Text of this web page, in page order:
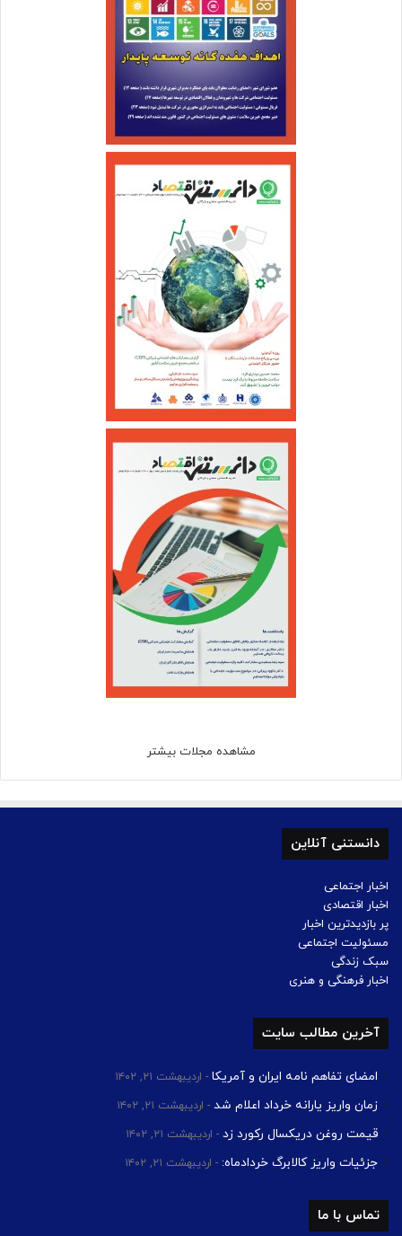
مشاهده مجلات بیشتر
دانستنی آنلاین
اخبار اجتماعی
اخبار اقتصادی
پر بازدیدترین اخبار
مسئولیت اجتماعی
سبک زندگی
اخبار فرهنگی و هنری
آخرین مطالب سایت
امضای تفاهم نامه ایران و آمریکا اردیبهشت ۲۱, ۱۴۰۲
زمان واریز یارانه خرداد اعلام شد اردیبهشت ۲۱, ۱۴۰۲
قیمت روغن دریکسال رکورد زد اردیبهشت ۲۱, ۱۴۰۲
جزئیات واریز کالابرگ خردادماه: اردیبهشت ۲۱, ۱۴۰۲
تماس با ما